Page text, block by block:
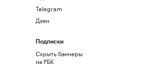
Telegram
Дзен
Подписки
Скрыть баннеры
на РБК